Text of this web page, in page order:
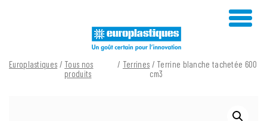
Europlastiques / Tous nos
produits
/ Terrines / Terrine blanche tachetée 600
cm3